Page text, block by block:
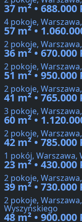
37 m² • 688.000
4 pokoje,
57 m² •
2 pokoje,
36 m² • 670.000
2 pokoje,
51 m² • 950.000
2 pokoje,
41 m² • 765.000
3 pokoje,
60 m² •
2 pokoje,
42 m² • 785.000
1 pokój, Warszawa,
23 m² • 430.000
2 pokoje,
39 m² • 730.000
2 pokoje,
Wyszyńskiego
48 m² • 900.000